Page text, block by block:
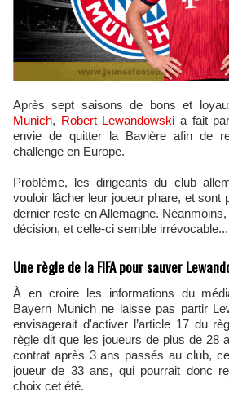
Après sept saisons de bons et
Munich, Robert Lewandowski a fait
envie de quitter la Bavière afin de
challenge en Europe.
Problème, les dirigeants du club
vouloir lâcher leur joueur phare, et sont
dernier reste en Allemagne.
décision, et celle-ci semble irrévocable...
Une règle de la FIFA pour sauver
À en croire les informations du
Bayern Munich ne laisse pas partir
envisagerait d'activer l’article 17 du
règle dit que les joueurs de plus de 28
contrat après 3 ans passés au club,
joueur de 33 ans, qui pourrait donc
choix cet été.